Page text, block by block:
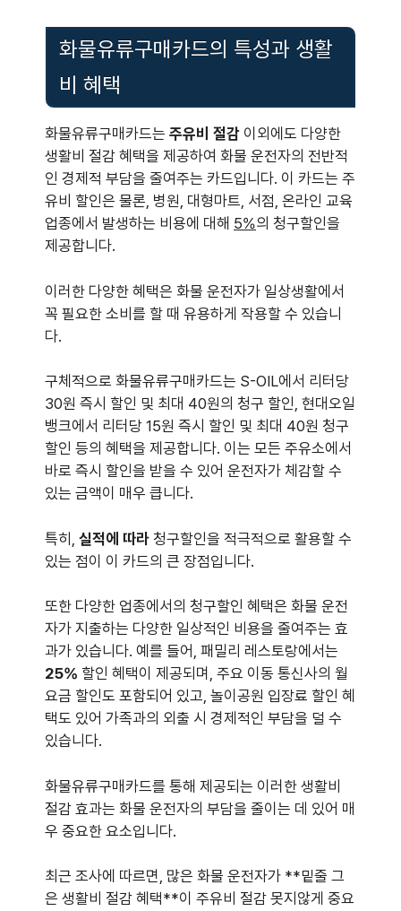
화물유류구매카드의 특성과 생활
비 혜택
화물유류구매카드는 주유비 절감 이외에도 다양한
생활비 절감 혜택을 제공하여 화물 운전자의 전반적
인 경제적 부담을 줄여주는 카드입니다. 이 카드는 주
유비 할인은 물론, 병원, 대형마트, 서점, 온라인 교육
업종에서 발생하는 비용에 대해 5%의 청구할인을
제공합니다.
이러한 다양한 혜택은 화물 운전자가 일상생활에서
꼭 필요한 소비를 할 때 유용하게 작용할 수 있습니
다.
구체적으로 화물유류구매카드는 S-OIL에서 리터당
30원 즉시 할인 및 최대 40원의 청구 할인, 현대오일
뱅크에서 리터당 15원 즉시 할인 및 최대 40원 청구
할인 등의 혜택을 제공합니다. 이는 모든 주유소에서
바로 즉시 할인을 받을 수 있어 운전자가 체감할 수
있는 금액이 매우 큽니다.
특히, 실적에 따라 청구할인을 적극적으로 활용할 수
있는 점이 이 카드의 큰 장점입니다.
또한 다양한 업종에서의 청구할인 혜택은 화물 운전
자가 지출하는 다양한 일상적인 비용을 줄여주는 효
과가 있습니다. 예를 들어, 패밀리 레스토랑에서는
25% 할인 혜택이 제공되며, 주요 이동 통신사의 월
요금 할인도 포함되어 있고, 놀이공원 입장료 할인 혜
택도 있어 가족과의 외출 시 경제적인 부담을 덜 수
있습니다.
화물유류구매카드를 통해 제공되는 이러한 생활비
절감 효과는 화물 운전자의 부담을 줄이는 데 있어 매
우 중요한 요소입니다.
최근 조사에 따르면, 많은 화물 운전자가 **밑줄 그
은 생활비 절감 혜택**이 주유비 절감 못지않게 중요